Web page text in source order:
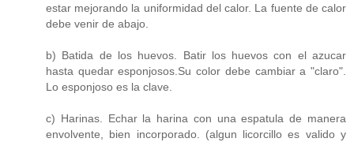
estar mejorando la uniformidad del calor. La fuente de calor
debe venir de abajo.
b) Batida de los huevos. Batir los huevos con el azucar
hasta quedar esponjosos.Su color debe cambiar a "claro".
Lo esponjoso es la clave.
c) Harinas. Echar la harina con una espatula de manera
envolvente, bien incorporado. (algun licorcillo es valido y